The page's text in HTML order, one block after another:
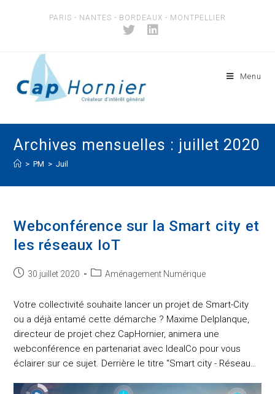
PARIS - NANTES - BORDEAUX - MONTPELLIER
Menu
Archives mensuelles : juillet 2020
> PM > Juil
Webconférence sur la Smart city et
les réseaux IoT
Post30 juillet 2020
PostAménagement Numérique
Votre collectivité souhaite lancer un projet de Smart-City
ou a déjà entamé cette démarche ? Maxime Delplanque,
directeur de projet chez CapHornier, animera une
webconférence en partenariat avec IdealCo pour vous
éclairer sur ce sujet. Derrière le titre "Smart city - Réseau…